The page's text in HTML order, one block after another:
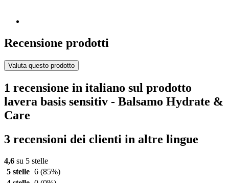
Recensione prodotti
Valuta questo prodotto
1 recensione in italiano sul prodotto
lavera basis sensitiv - Balsamo Hydrate &
Care
3 recensioni dei clienti in altre lingue
4,6 su 5 stelle
5 stelle 6 (85%)